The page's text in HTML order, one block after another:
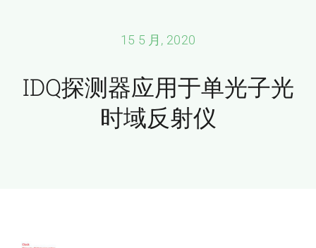
应用中心
15 5 月, 2020
IDQ探测器应用于单光子光
时域反射仪